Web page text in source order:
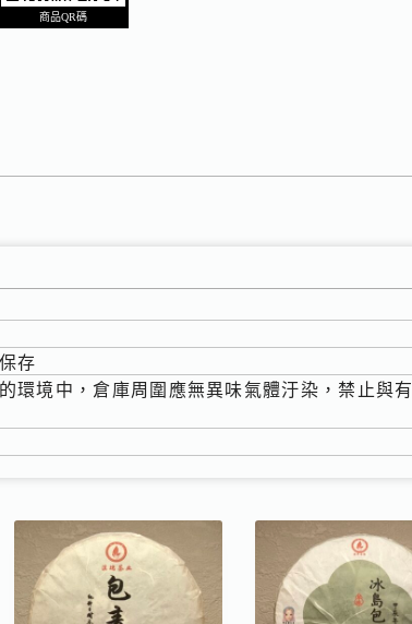
商品QR碼
存
環境中，倉庫周圍應無異味氣體汙染，禁止與有